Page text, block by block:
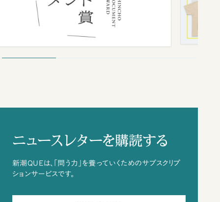
ニュースレターを購読する
新潮QUEは、「問う力」を養っていくためのサブスクリプ
ションサービスです。